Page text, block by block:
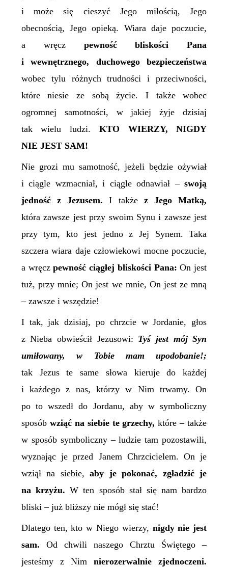
i może się cieszyć Jego miłością, Jego
obecnością, Jego opieką. Wiara daje poczucie,
a wręcz pewnośćbliskości Pana
i wewnętrznego, duchowego bezpieczeństwa
wobec tylu różnych trudności i przeciwności,
które niesie ze sobą życie. I także wobec
ogromnej samotności, w jakiej żyje dzisiaj
tak wielu ludzi. KTO WIERZY, NIGDY
NIE JEST SAM!
Nie grozi mu samotność, jeżeli będzie ożywiał
i ciągle wzmacniał, i ciągle odnawiał –swoją
jedność z Jezusem. I także z Jego Matką,
która zawsze jest przy swoim Synu i zawsze jest
przy tym, kto jest jedno z Jej Synem. Taka
szczera wiara daje człowiekowi mocne poczucie,
a wręczpewność ciągłej bliskości Pana:On jest
tuż, przy mnie; On jest we mnie, On jest ze mną
– zawsze i wszędzie!
I tak, jak dzisiaj, po chrzcie w Jordanie, głos
z Nieba obwieścił Jezusowi: Tyś jest mój Syn
umiłowany, w Tobie mam upodobanie!;
tak Jezus te same słowa kieruje do każdej
i każdego z nas, którzy w Nim trwamy. On
po to wszedł do Jordanu, aby w symboliczny
sposób wziąć na siebie te grzechy, które – także
w sposób symboliczny – ludzie tam pozostawili,
wyznając je przed Janem Chrzcicielem. On je
wziął na siebie,aby je pokonać, zgładzić je
na krzyżu. W ten sposób stał się nam bardzo
bliski – już bliższy nie mógł się stać!
Dlatego ten, kto w Niego wierzy, nigdy nie jest
sam. Od chwili naszego Chrztu Świętego –
jesteśmy z Nimnierozerwalnie zjednoczeni.